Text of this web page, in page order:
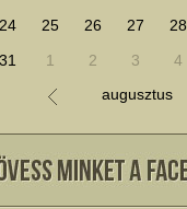
24
25 26 27 28
31
1 2 3 4
augusztus